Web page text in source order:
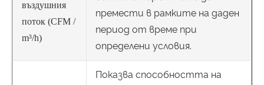
въздушния
поток (CFM /
m³/h)
премести в рамките на даден
период от време при
определени условия.
Показва способността на